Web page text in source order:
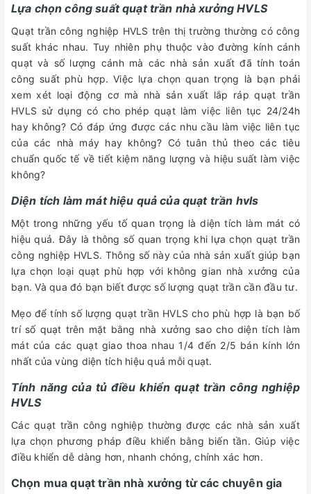
Lựa chọn công suất quạt trần nhà xưởng HVLS
Quạt trần công nghiệp HVLS trên thị trường thường có công
suất khác nhau. Tuy nhiên phụ thuộc vào đường kính cánh
quạt và số lượng cánh mà các nhà sản xuất đã tính toán
công suất phù hợp. Việc lựa chọn quan trọng là bạn phải
xem xét loại động cơ mà nhà sản xuất lắp ráp quạt trần
HVLS sử dụng có cho phép quạt làm việc liên tục 24/24h
hay không? Có đáp ứng được các nhu cầu làm việc liên tục
của các nhà máy hay không? Có tuân thủ theo các tiêu
chuẩn quốc tế về tiết kiệm năng lượng và hiệu suất làm việc
không?
Diện tích làm mát hiệu quả của quạt trần hvls
Một trong những yếu tố quan trọng là diện tích làm mát có
hiệu quả. Đây là thông số quan trọng khi lựa chọn quạt trần
công nghiệp HVLS. Thông số này của nhà sản xuất giúp bạn
lựa chọn loại quạt phù hợp với không gian nhà xưởng của
bạn. Và qua đó bạn biết được số lượng quạt trần cần đầu tư.
Mẹo để tính số lượng quạt trần HVLS cho phù hợp là bạn bố
trí số quạt trên mặt bằng nhà xưởng sao cho diện tích làm
mát của các quạt giao thoa nhau 1/4 đến 2/5 bán kính lớn
nhất của vùng diện tích hiệu quả mỗi quạt.
Tính năng của tủ điều khiển quạt trần công nghiệp
HVLS
Các quạt trần công nghiệp thường được các nhà sản xuất
lựa chọn phương pháp điều khiển bằng biến tần. Giúp việc
điều khiển dễ dàng hơn, nhanh chóng, chính xác hơn.
Chọn mua quạt trần nhà xưởng từ các chuyên gia